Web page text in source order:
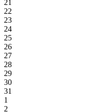
21
22
23
24
25
26
27
28
29
30
31
1
2